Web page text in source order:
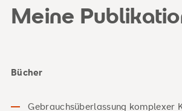
Meine
Bücher
Gebrauchsüberlassung komplexer